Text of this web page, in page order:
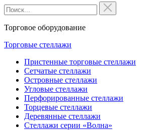
Торговое оборудование
Торговые стеллажи
Пристенные торговые стеллажи
Сетчатые стеллажи
Островные стеллажи
Угловые стеллажи
Перфорированные стеллажи
Торцевые стеллажи
Деревянные стеллажи
Стеллажи серии «Волна»